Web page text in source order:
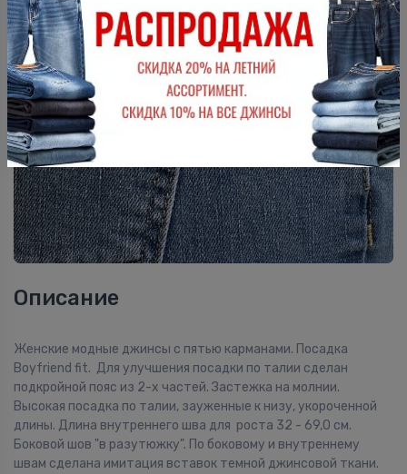
Описание
Женские модные джинсы с пятью карманами. Посадка
Boyfriend fit. Для улучшения посадки по талии сделан
подкройной пояс из 2-х частей. Застежка на молнии.
Высокая посадка по талии, зауженные к низу, укороченной
длины. Длина внутреннего шва для роста 32 - 69,0 см.
Боковой шов "в разутюжку". По боковому и внутреннему
швам сделана имитация вставок темной джинсовой ткани.